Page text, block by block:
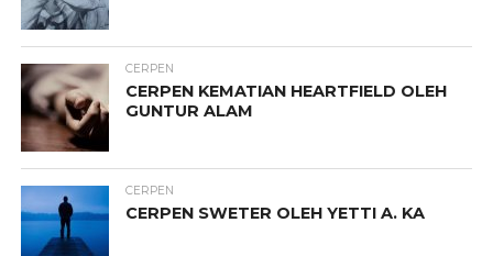
CERPEN
CERPEN KEMATIAN HEARTFIELD OLEH
GUNTUR ALAM
CERPEN
CERPEN SWETER OLEH YETTI A. KA